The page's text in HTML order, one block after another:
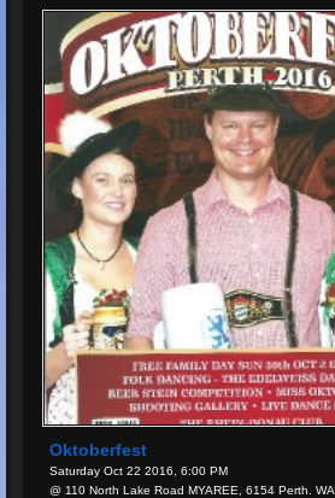
Oktoberfest
Saturday Oct 22 2016, 6:00 PM
@ 110 North Lake Road MYAREE, 6154 Perth. WA